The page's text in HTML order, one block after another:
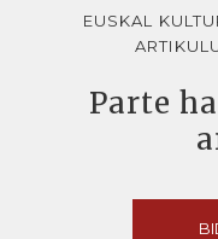
EUSKAL
Parte